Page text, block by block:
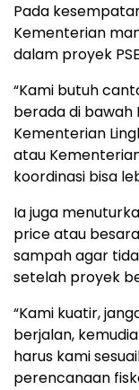
Pada
Kementerian
dalam proyek
“Kami butuh
berada di
Kementerian
atau
koordinasi bisa
Ia juga
price atau
sampah agar
setelah proyek
“Kami kuatir,
berjalan,
harus kami
perencanaan